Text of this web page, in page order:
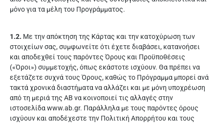
μόνο για τα μέλη του Προγράμματος.
1.2. Με την απόκτηση της Κάρτας και την κατοχύρωση των
στοιχείων σας, συμφωνείτε ότι έχετε διαβάσει, κατανοήσει
και αποδεχθεί τους παρόντες Όρους και Προϋποθέσεις
(«Όροι») συμμετοχής, όπως εκάστοτε ισχύουν. Θα πρέπει να
εξετάζετε συχνά τους Όρους, καθώς το Πρόγραμμα μπορεί ανά
τακτά χρονικά διαστήματα να αλλάζει και με μόνη υποχρέωση
από τη μεριά της ΑΒ να κοινοποιεί τις αλλαγές στην
ιστοσελίδα www.ab.gr. Παράλληλα με τους παρόντες όρους
ισχύουν και αποδέχεστε την Πολιτική Απορρήτου και τους